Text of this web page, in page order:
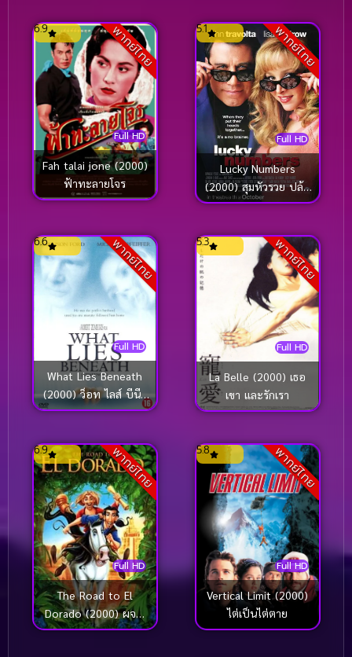
พากย์ไทย
Full HD
6.9
Fah talai jone (2000)
ฟ้าทะลายโจร
พากย์ไทย
Full HD
5.1
Lucky Numbers
(2000) สุมหัวรวย ปล้น
หวยล็อค
พากย์ไทย
Full HD
6.6
What Lies Beneath
(2000) ว็อท ไลส์ บีนีธ
ซ่อนอะไรใต้ความหลอน
พากย์ไทย
Full HD
5.3
La Belle (2000) เธอ
เขา และรักเรา
พากย์ไทย
Full HD
6.9
The Road to El
Dorado (2000) ผจญ
ภัยแดนมหัศจรรย์
พากย์ไทย
Full HD
5.8
Vertical Limit (2000)
ไต่เป็นไต่ตาย